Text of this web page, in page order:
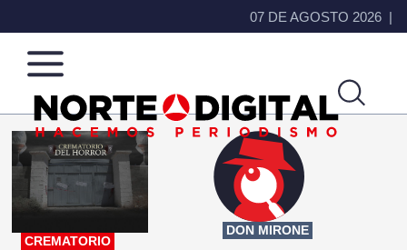
07 DE AGOSTO 2026
Norte
de
Ciudad
Más
que
noticias,
hacemos periodismo
CREMATORIO
DON MIRONE